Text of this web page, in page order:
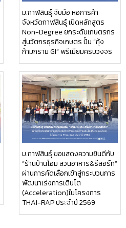
ม.กาฬสินธุ์ จับมือ หอการค้า
จังหวัดกาฬสินธุ์ เปิดหลักสูตร
Non-Degree ยกระดับเกษตรกร
สู่นวัตกรธุรกิจเกษตร ปั้น “กุ้ง
ก้ามกราม GI” พรีเมียมครบวงจร
ม.กาฬสินธุ์ ขอแสดงความยินดีกับ
“ร้านบ้านโฮม สวนอาหาร&รีสอร์ท”
ผ่านการคัดเลือกเข้าสู่กระบวนการ
พัฒนาเร่งการเติบโต
(Acceleration)ในโครงการ
THAI-RAP ประจำปี 2569